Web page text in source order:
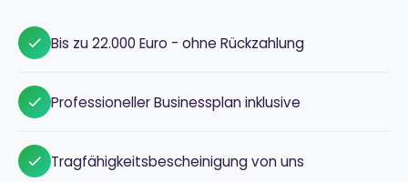
Bis zu 22.000 Euro - ohne Rückzahlung
Professioneller Businessplan inklusive
Tragfähigkeitsbescheinigung von uns